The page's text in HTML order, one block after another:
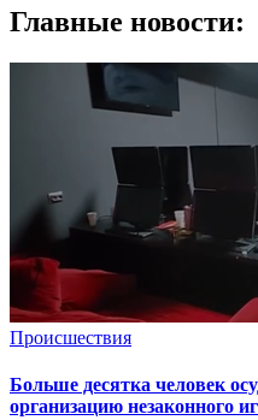
Главные новости:
Происшествия
Больше десятка человек
организацию незаконного